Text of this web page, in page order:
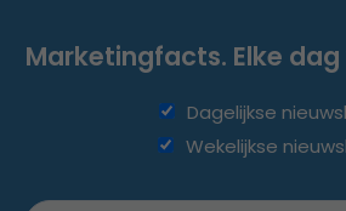
Marketingfacts. Elke dag
Dagelijkse
Wekelijkse